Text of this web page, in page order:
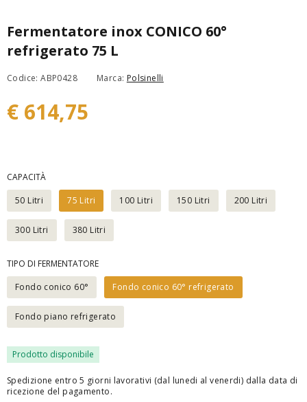
Fermentatore inox CONICO 60°
refrigerato 75 L
Codice: ABP0428 Marca: Polsinelli
€ 614,75
CAPACITÀ
50 Litri
75 Litri 100 Litri 150 Litri 200 Litri
300 Litri 380 Litri
TIPO DI FERMENTATORE
Fondo conico 60°
Fondo conico 60° refrigerato
Fondo piano refrigerato
Prodotto disponibile
Spedizione entro 5 giorni lavorativi (dal lunedi al venerdi) dalla data di
ricezione del pagamento.